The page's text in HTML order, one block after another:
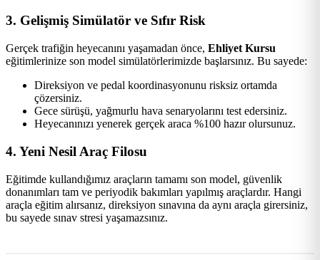
3. Gelişmiş Simülatör ve Sıfır Risk
Gerçek trafiğin heyecanını yaşamadan önce, Ehliyet Kursu
eğitimlerinize son model simülatörlerimizde başlarsınız. Bu sayede:
Direksiyon ve pedal koordinasyonunu risksiz ortamda
çözersiniz.
Gece sürüşü, yağmurlu hava senaryolarını test edersiniz.
Heyecanınızı yenerek gerçek araca %100 hazır olursunuz.
4. Yeni Nesil Araç Filosu
Eğitimde kullandığımız araçların tamamı son model, güvenlik
donanımları tam ve periyodik bakımları yapılmış araçlardır. Hangi
araçla eğitim alırsanız, direksiyon sınavına da aynı araçla girersiniz,
bu sayede sınav stresi yaşamazsınız.